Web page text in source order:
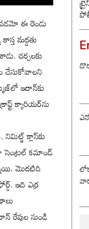
ఈ రెండు
మద్దతు
చర్చలకు
చేసుకోవాలని
ఇరాన్‌కు
క్యారియర్‌ను
క్లాస్‌కు
కమాండ్
మొదటిది
ఇది ఎర్ర
రేవుల నుండి